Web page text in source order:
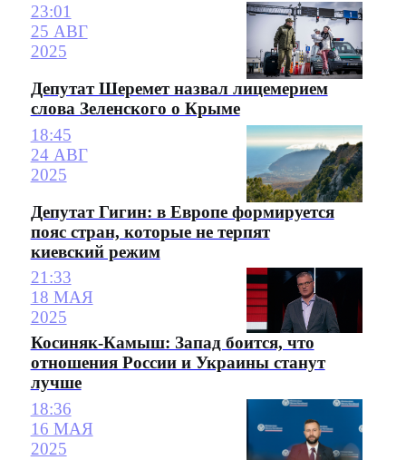
23:01
25 АВГ
2025
Депутат Шеремет назвал лицемерием
слова Зеленского о Крыме
18:45
24 АВГ
2025
Депутат Гигин: в Европе формируется
пояс стран, которые не терпят
киевский режим
21:33
18 МАЯ
2025
Косиняк-Камыш: Запад боится, что
отношения России и Украины станут
лучше
18:36
16 МАЯ
2025